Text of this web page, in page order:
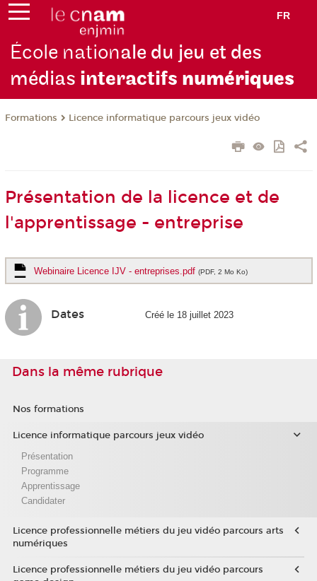
FR
École nationale du jeu et des
médias interactifs numériques
Formations Licence informatique parcours jeux vidéo
Présentation de la licence et de
l'apprentissage - entreprise
Webinaire Licence IJV - entreprises.pdf (PDF, 2 Mo Ko)
Dates Créé le 18 juillet 2023
Dans la même rubrique
Nos formations
Licence informatique parcours jeux vidéo
Présentation
Programme
Apprentissage
Candidater
Licence professionnelle métiers du jeu vidéo parcours arts
numériques
Licence professionnelle métiers du jeu vidéo parcours